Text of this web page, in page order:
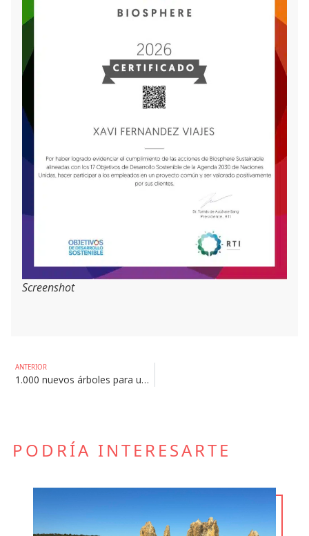
Screenshot
ANTERIOR
1.000 nuevos árboles para un futuro más verde
PODRÍA INTERESARTE